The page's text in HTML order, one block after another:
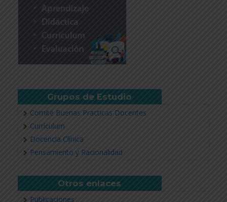
Grupos de Estudio
Comité Buenas Practicas Docentes
Currículum
Docencia Clínica
Pensamiento y Racionalidad
Otros enlaces
Publicaciones